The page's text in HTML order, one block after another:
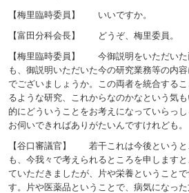
【梅里臨時委員】 いいですか。
【富田分科会長】 どうぞ、梅里委員。
【梅里臨時委員】 今御説明をいただいた
も、御説明いただいた今の研究業務等の内
でございましょうか。この両者を統合する
るような研究、これからなのかなという気
的にどういうことをお考えになっていらっ
お伺いできればありがたいんですけれども。
【谷口審議官】 若干これは今後というと
も、今我々で考えられるところを申します
ていただきましたが、片や栄養ということ
す。片や医薬品ということで、病気になっ